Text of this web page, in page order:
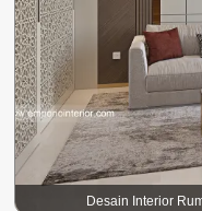
Desain Interior